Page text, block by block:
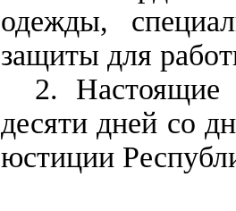
одежды,
защиты для
2. Настоящие
десяти дней со
юстиции